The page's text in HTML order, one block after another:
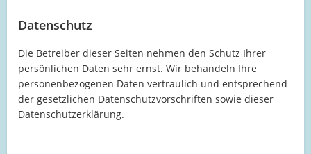
Datenschutz
Die Betreiber dieser Seiten nehmen den Schutz Ihrer
persönlichen Daten sehr ernst. Wir behandeln Ihre
personenbezogenen Daten vertraulich und entsprechend
der gesetzlichen Datenschutzvorschriften sowie dieser
Datenschutzerklärung.